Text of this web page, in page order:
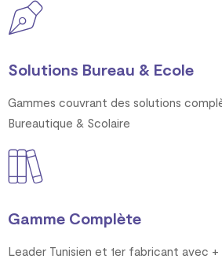
Solutions Bureau & Ecole
Gammes couvrant des solutions
Bureautique & Scolaire
Gamme Complète
Leader Tunisien et 1er fabricant avec